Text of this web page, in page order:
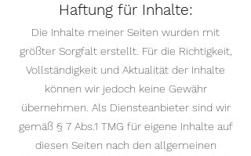
Haftung für Inhalte:
​Die Inhalte meiner Seiten wurden mit
größter Sorgfalt erstellt. Für die Richtigkeit,
Vollständigkeit und Aktualität der Inhalte
können wir jedoch keine Gewähr
übernehmen. Als Diensteanbieter sind wir
gemäß § 7 Abs.1 TMG für eigene Inhalte auf
diesen Seiten nach den allgemeinen